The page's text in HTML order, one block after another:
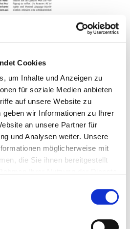
Cookies
um Inhalte und Anzeigen zu
für soziale Medien anbieten
auf unsere Website zu
geben wir Informationen zu Ihrer
an unsere Partner für
und Analysen weiter. Unsere
möglicherweise mit
die Sie ihnen bereitgestellt
Werbung